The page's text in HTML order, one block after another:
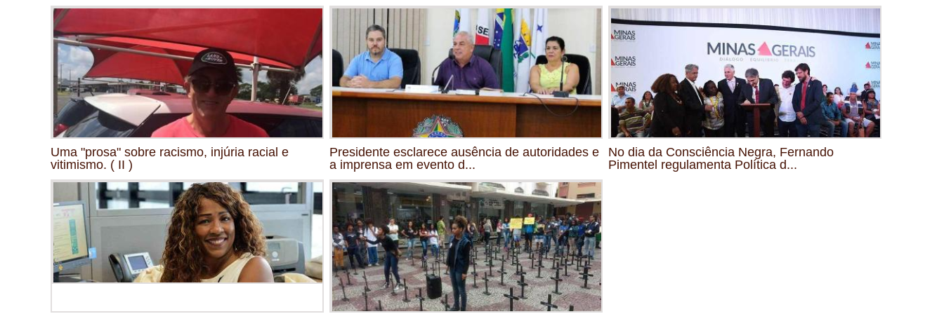
Uma "prosa" sobre racismo, injúria racial e
vitimismo. ( II )
Presidente esclarece ausência de autoridades e
a imprensa em evento d...
No dia da Consciência Negra, Fernando
Pimentel regulamenta Política d...